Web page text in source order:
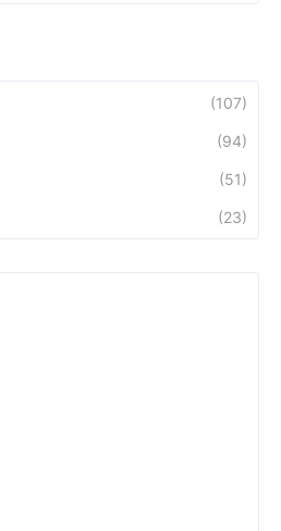
(107)
(94)
(51)
(23)